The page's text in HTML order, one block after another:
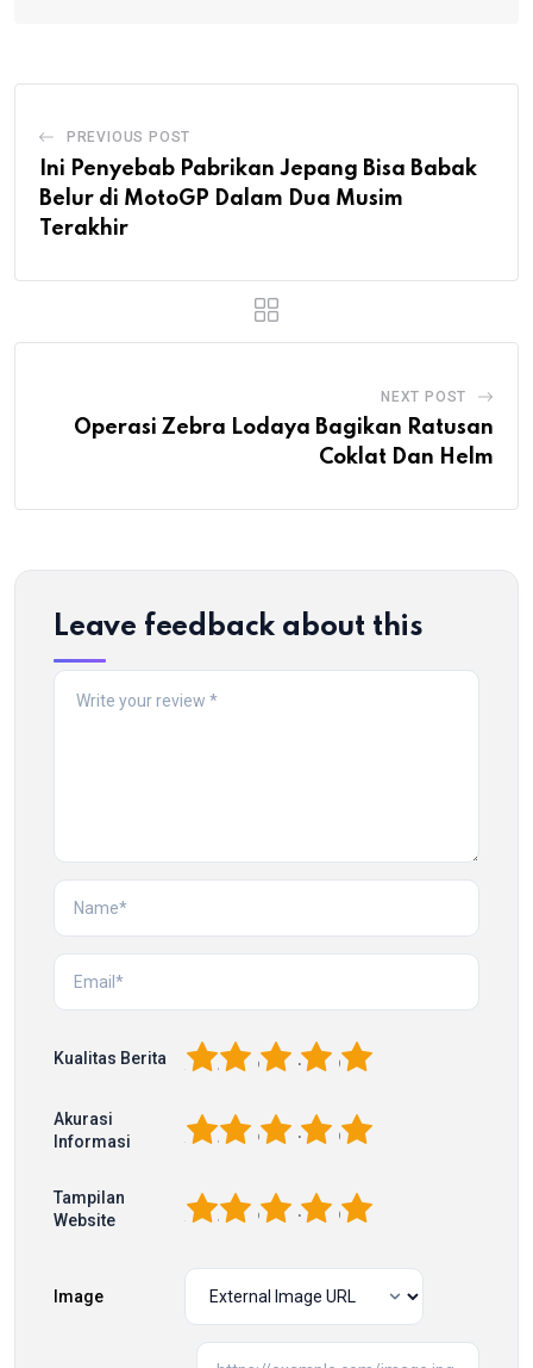
PREVIOUS POST
Ini Penyebab Pabrikan Jepang Bisa Babak
Belur di MotoGP Dalam Dua Musim
Terakhir
NEXT POST
Operasi Zebra Lodaya Bagikan Ratusan
Coklat Dan Helm
Leave feedback about this
Kualitas Berita 5
4
3
2
Akurasi
Informasi
5
4
3
2
Tampilan
Website
5
4
3
2
Image